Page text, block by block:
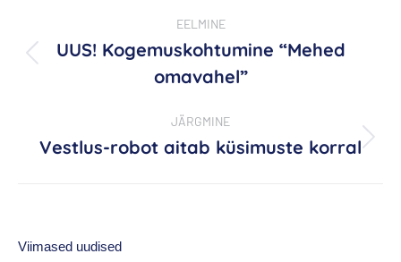
navigation
EELMINE
Previous
post:
UUS! Kogemuskohtumine “Mehed
omavahel”
JÄRGMINE
Next
Vestlus-robot aitab küsimuste korral
Viimased uudised